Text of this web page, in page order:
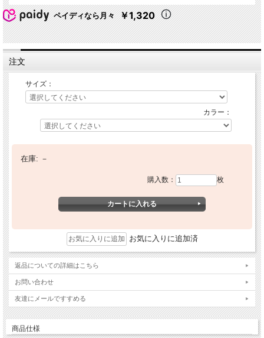
ペイディなら月々 ￥1,320
注文
サイズ：
カラー：
在庫: －
購入数： 枚
お気に入りに追加済
返品についての詳細はこちら
お問い合わせ
友達にメールですすめる
商品仕様